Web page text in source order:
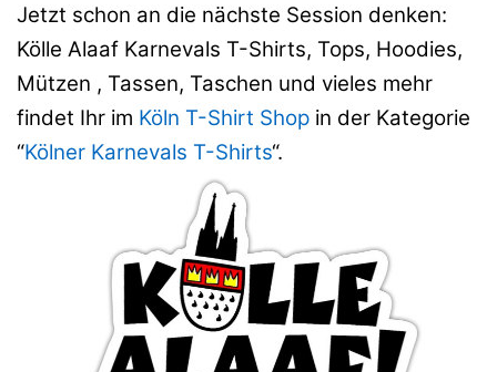
Jetzt schon an die nächste Session denken:
Kölle Alaaf Karnevals T-Shirts, Tops, Hoodies,
Mützen , Tassen, Taschen und vieles mehr
findet Ihr im Köln T-Shirt Shop in der Kategorie
“Kölner Karnevals T-Shirts“.